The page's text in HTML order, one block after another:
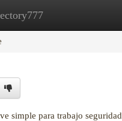
New Site Listings
simple para trabajo